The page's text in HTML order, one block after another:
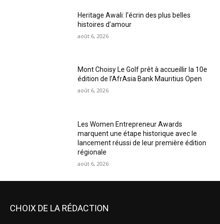
Heritage Awali: l’écrin des plus belles
histoires d’amour
août 6, 2026
Mont Choisy Le Golf prêt à accueillir la 10e
édition de l’AfrAsia Bank Mauritius Open
août 6, 2026
Les Women Entrepreneur Awards
marquent une étape historique avec le
lancement réussi de leur première édition
régionale
août 6, 2026
CHOIX DE LA RÉDACTION